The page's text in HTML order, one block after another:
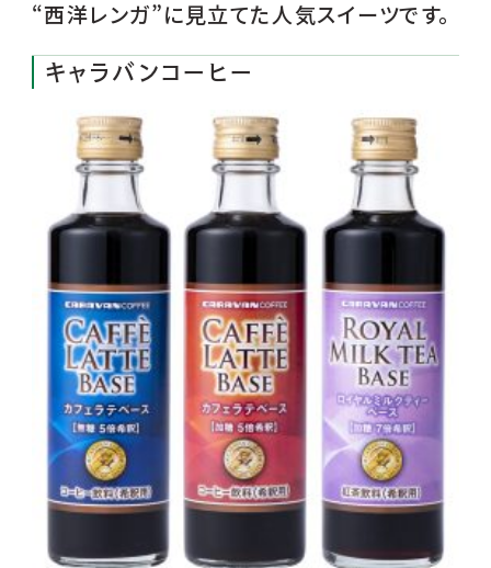
“西洋レンガ”に見立てた人気スイーツです。
キャラバンコーヒー